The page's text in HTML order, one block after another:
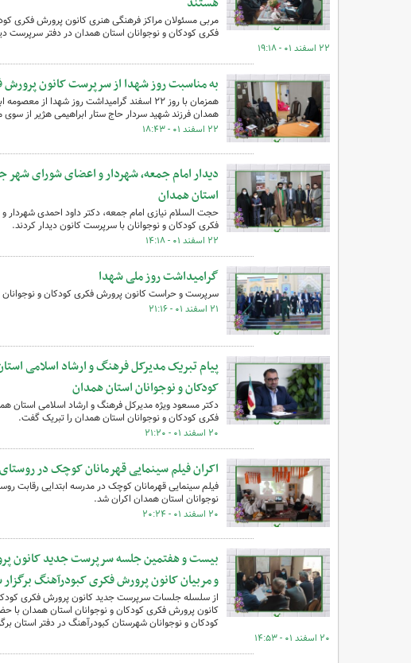
مربی مسئولان مراکز فرهنگی هنری کانون پرورش فکری
فکری کودکان و نوجوانان استان همدان در دفتر سرپرست
۲۲ اسفند ۰۱ - ۱۹:۱۸
به مناسبت روز شهدا از سرپرست کانون پرورش
همزمان با روز ۲۲ اسفند گرامیداشت روز
همدان فرزند شهید سردار حاج ستار ابراهیمی هژیر از سوی
۲۲ اسفند ۰۱ - ۱۸:۴۳
دیدار امام جمعه، شهردار و اعضای شورای
استان همدان
حجت السلام نیازی امام جمعه، دکتر داود احمدی شهردار
فکری کودکان و نوجوانان با سرپرست کانون دیدار کردند.
۲۲ اسفند ۰۱ - ۱۴:۱۸
گرامیداشت روز ملی شهدا
سرپرست و حراست کانون‌ پرورش فکری کودکان و
۲۱ اسفند ۰۱ - ۲۱:۱۶
پیام تبریک مدیرکل فرهنگ و ارشاد اسلامی
کودکان و نوجوانان استان همدان
دکتر مسعود ویژه مدیرکل فرهنگ و ارشاد اسلامی
فکری کودکان و نوجوانان استان همدان را تبریک گفت.
۲۰ اسفند ۰۱ - ۲۱:۲۰
اکران فیلم سینمایی قهرمانان کوچک در
فیلم سینمایی قهرمانان کوچک در مدرسه ابتدایی رقابت
نوجوانان استان همدان اکران شد.
۲۰ اسفند ۰۱ - ۲۰:۲۴
بیست و هفتمین جلسه سرپرست جدید کانون
و مربیان کانون پرورش فکری کبودرآهنگ
از سلسله جلسات سرپرست جدید کانون‌ پرورش فکری
کانون پرورش فکری کودکان و نوجوانان استان همدان با
کودکان و نوجوانان شهرستان کبودرآهنگ در دفتر استان
۲۰ اسفند ۰۱ - ۱۴:۵۳